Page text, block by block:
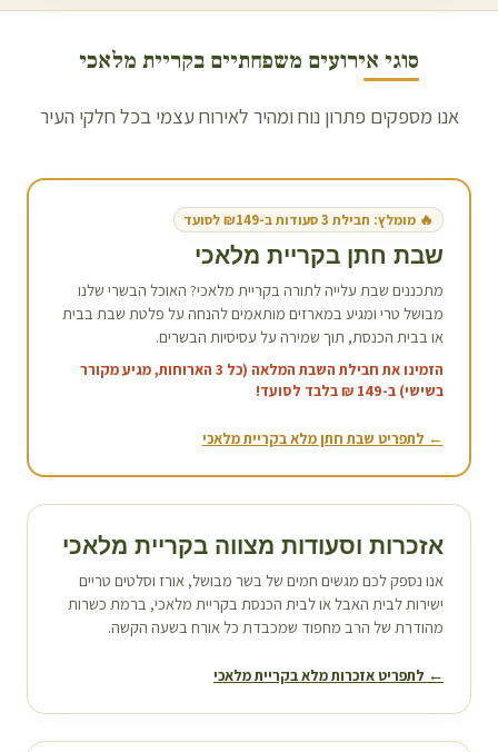
סוגי אירועים משפחתיים בקריית מלאכי
אנו מספקים פתרון נוח ומהיר לאירוח עצמי בכל חלקי העיר
🔥 מומלץ: חבילת 3 סעודות ב-₪149 לסועד
שבת חתן בקריית מלאכי
מתכננים שבת עלייה לתורה בקריית מלאכי? האוכל הבשרי שלנו
מבושל טרי ומגיע במארזים מותאמים להנחה על פלטת שבת בבית
או בבית הכנסת, תוך שמירה על עסיסיות הבשרים.
הזמינו את חבילת השבת המלאה (כל 3 הארוחות, מגיע מקורר
בשישי) ב-149 ₪ בלבד לסועד!
← לתפריט שבת חתן מלא בקריית מלאכי
אזכרות וסעודות מצווה בקריית מלאכי
אנו נספק לכם מגשים חמים של בשר מבושל, אורז וסלטים טריים
ישירות לבית האבל או לבית הכנסת בקריית מלאכי, ברמת כשרות
מהודרת של הרב מחפוד שמכבדת כל אורח בשעה הקשה.
← לתפריט אזכרות מלא בקריית מלאכי